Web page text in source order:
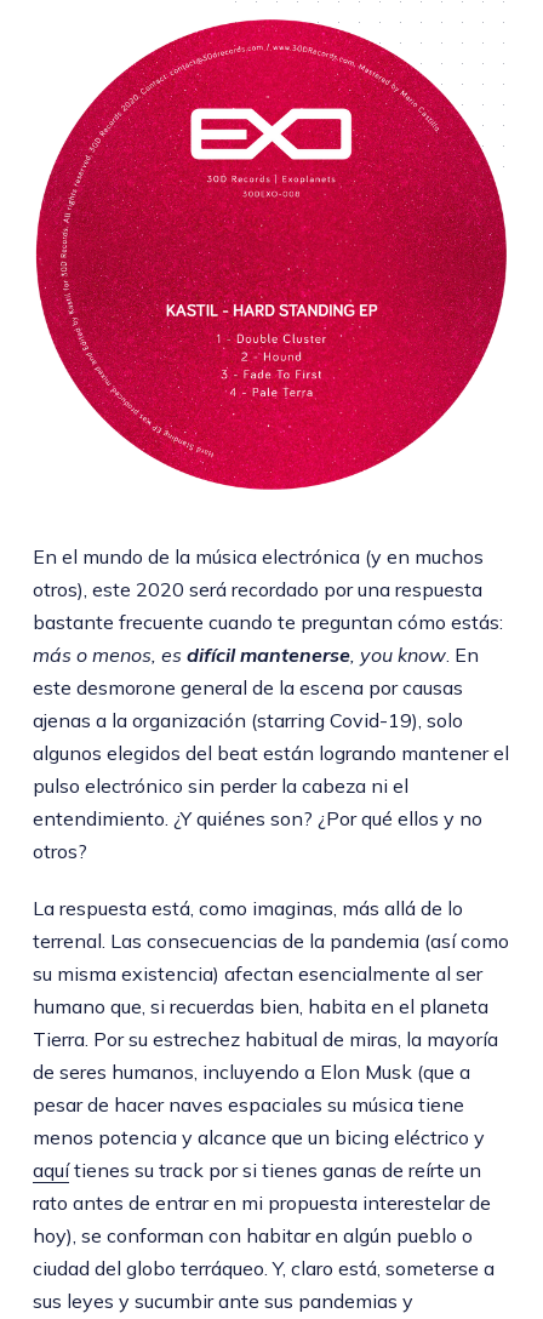
En el mundo de la música electrónica (y en muchos
otros), este 2020 será recordado por una respuesta
bastante frecuente cuando te preguntan cómo estás:
más o menos, es difícil mantenerse, you know. En
este desmorone general de la escena por causas
ajenas a la organización (starring Covid-19), solo
algunos elegidos del beat están logrando mantener el
pulso electrónico sin perder la cabeza ni el
entendimiento. ¿Y quiénes son? ¿Por qué ellos y no
otros?
La respuesta está, como imaginas, más allá de lo
terrenal. Las consecuencias de la pandemia (así como
su misma existencia) afectan esencialmente al ser
humano que, si recuerdas bien, habita en el planeta
Tierra. Por su estrechez habitual de miras, la mayoría
de seres humanos, incluyendo a Elon Musk (que a
pesar de hacer naves espaciales su música tiene
menos potencia y alcance que un bicing eléctrico y
aquítienes su track por si tienes ganas de reírte un
rato antes de entrar en mi propuesta interestelar de
hoy), se conforman con habitar en algún pueblo o
ciudad del globo terráqueo. Y, claro está, someterse a
sus leyes y sucumbir ante sus pandemias y